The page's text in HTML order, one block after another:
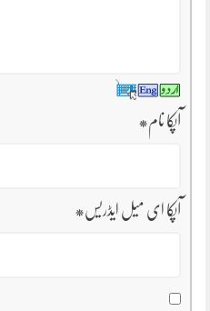
آپکا نام*
آپکا ای میل ایڈریس*